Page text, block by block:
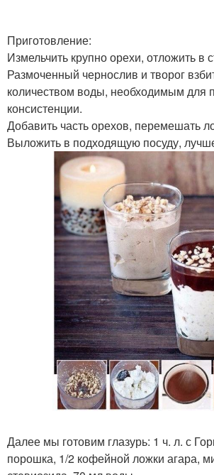
Приготовление:
Измельчить крупно орехи, отложить в
Размоченный чернослив и творог
количеством воды, необходимым для
консистенции.
Добавить часть орехов, перемешать
Выложить в подходящую посуду,
Далее мы готовим глазурь: 1 ч. л. с
порошка, 1/2 кофейной ложки агара,